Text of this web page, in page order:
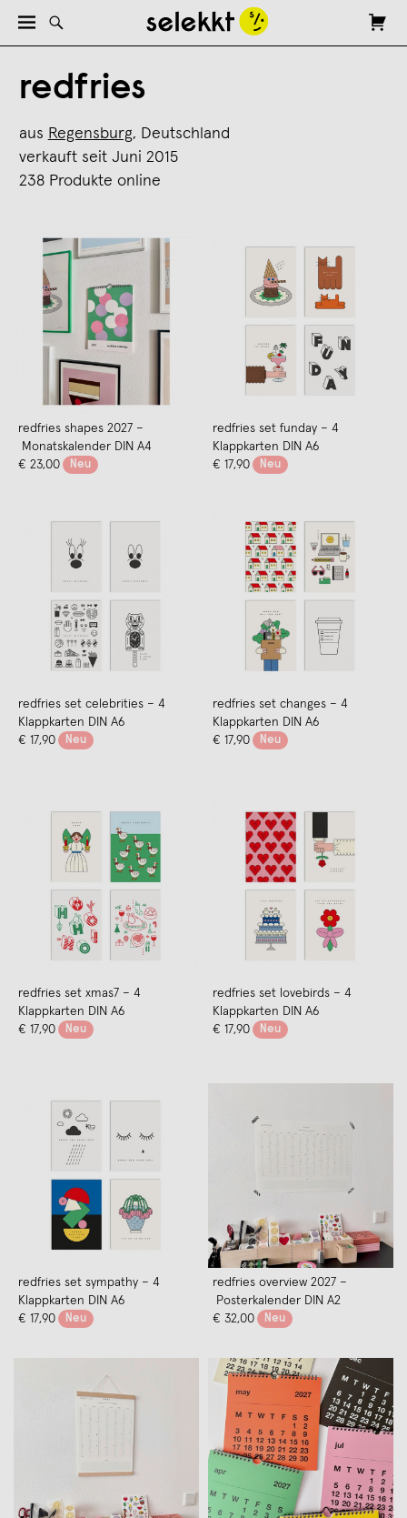
redfries
aus Regensburg, Deutschland
verkauft seit Juni 2015
238 Produkte online
redfries shapes 2027 –
Monatskalender DIN A4
€ 23,00
Neu
redfries set funday – 4
Klappkarten DIN A6
€ 17,90
Neu
redfries set celebrities – 4
Klappkarten DIN A6
€ 17,90
Neu
redfries set changes – 4
Klappkarten DIN A6
€ 17,90
Neu
redfries set xmas7 – 4
Klappkarten DIN A6
€ 17,90
Neu
redfries set lovebirds – 4
Klappkarten DIN A6
€ 17,90
Neu
redfries set sympathy – 4
Klappkarten DIN A6
€ 17,90
Neu
redfries overview 2027 –
Posterkalender DIN A2
€ 32,00
Neu